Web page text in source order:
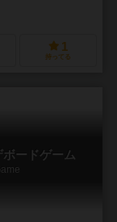
1
持ってる
ードゲーム